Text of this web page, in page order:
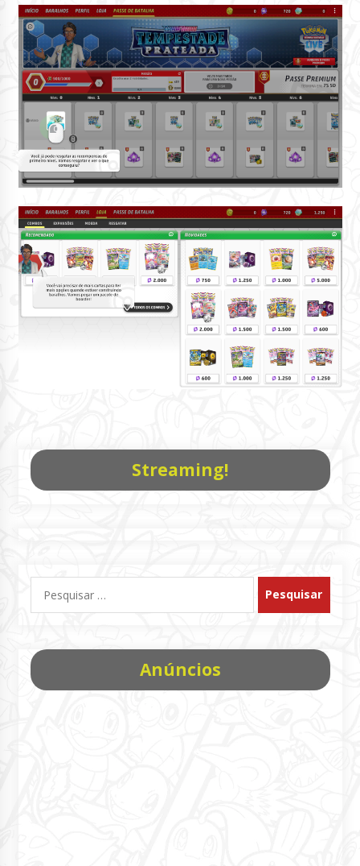
Streaming!
por:
Anúncios